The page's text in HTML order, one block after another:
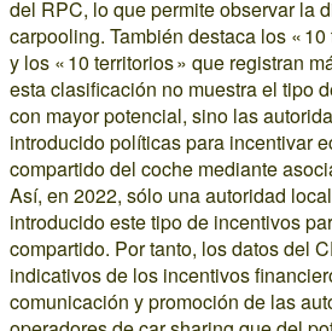
del RPC, lo que permite observar la
carpooling. También destaca los «
y los « 10 territorios » que registran
esta clasificación no muestra el tipo
con mayor potencial, sino las
introducido políticas para incentivar
compartido del coche mediante
Así, en 2022, sólo una autoridad
introducido este tipo de incentivos
compartido. Por tanto, los datos del
indicativos de los incentivos
comunicación y promoción de las